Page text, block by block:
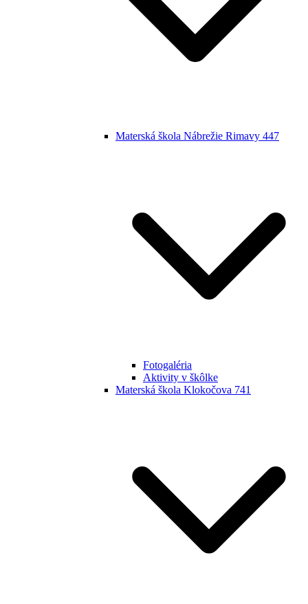
Materská škola Nábrežie Rimavy 447
Fotogaléria
Aktivity v škôlke
Materská škola Klokočova 741